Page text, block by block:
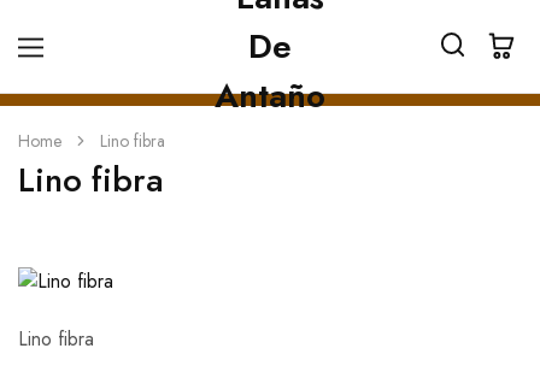
Home Lino fibra
Lino fibra
Lino fibra